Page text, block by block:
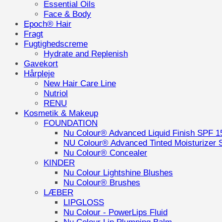
Essential Oils
Face & Body
Epoch® Hair
Fragt
Fugtighedscreme
Hydrate and Replenish
Gavekort
Hårpleje
New Hair Care Line
Nutriol
RENU
Kosmetik & Makeup
FOUNDATION
Nu Colour® Advanced Liquid Finish SPF
NU Colour® Advanced Tinted Moisturizer
Nu Colour® Concealer
KINDER
Nu Colour Lightshine Blushes
Nu Colour® Brushes
LÆBER
LIPGLOSS
Nu Colour - PowerLips Fluid